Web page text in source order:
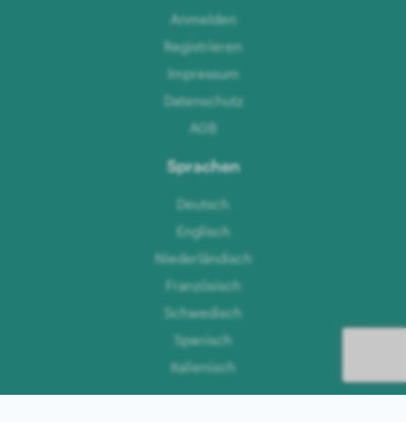
Anmelden
Registrieren
Impressum
Datenschutz
AGB
Sprachen
Deutsch
Englisch
Niederländisch
Französisch
Schwedisch
Spanisch
Italienisch